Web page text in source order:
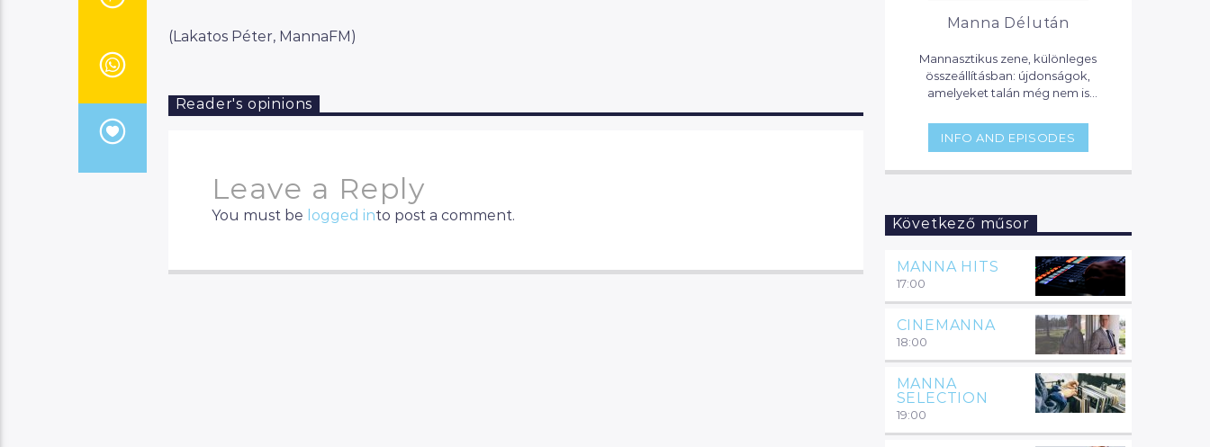
(Lakatos Péter, MannaFM)
Reader's opinions
Leave a Reply
You must be logged into post a comment.
Manna Délután
Mannasztikus zene, különleges
összeállításban: újdonságok,
amelyeket talán még nem is
toplistás dalokkal, ötórai tea lounge
zenével, party klasszikusok. Itt
vagy olyat, amit eddig nem is
INFO AND EPISODES
Következő műsor
MANNA HITS
17:00
CINEMANNA
18:00
MANNA
SELECTION
19:00